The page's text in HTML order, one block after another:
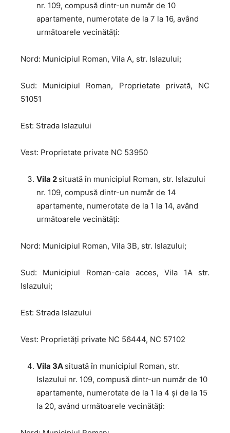
nr. 109, compusă dintr-un număr de 10
apartamente, numerotate de la 7 la 16, având
următoarele vecinătăți:
Nord: Municipiul Roman, Vila A, str. Islazului;
Sud: Municipiul Roman, Proprietate privată, NC
51051
Est: Strada Islazului
Vest: Proprietate private NC 53950
Vila 2 situată în municipiul Roman, str. Islazului
nr. 109, compusă dintr-un număr de 14
apartamente, numerotate de la 1 la 14, având
următoarele vecinătăți:
Nord: Municipiul Roman, Vila 3B, str. Islazului;
Sud: Municipiul Roman-cale acces, Vila 1A str.
Islazului;
Est: Strada Islazului
Vest: Proprietăți private NC 56444, NC 57102
Vila 3A situată în municipiul Roman, str.
Islazului nr. 109, compusă dintr-un număr de 10
apartamente, numerotate de la 1 la 4 și de la 15
la 20, având următoarele vecinătăți: